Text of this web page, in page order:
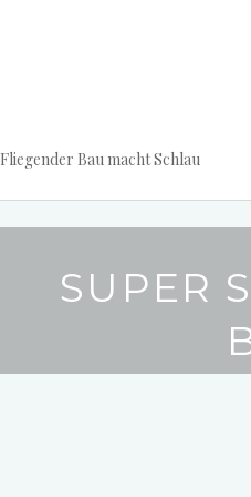
Fliegender Bau macht Schlau
SUPER